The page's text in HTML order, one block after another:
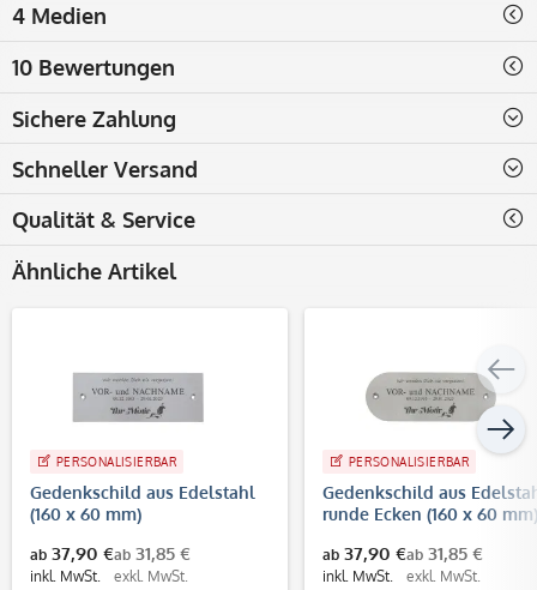
4 Medien
10 Bewertungen
Sichere Zahlung
Schneller Versand
Qualität & Service
Ähnliche Artikel
PERSONALISIERBAR
Gedenkschild aus Edelstahl
(160 x 60 mm)
ab 37,90 €
inkl. MwSt.
ab 31,85 €
exkl. MwSt.
PERSONALISIERBAR
Gedenkschild aus
runde Ecken (160 x 60 mm)
ab 37,90 €
inkl. MwSt.
ab 31,85 €
exkl. MwSt.